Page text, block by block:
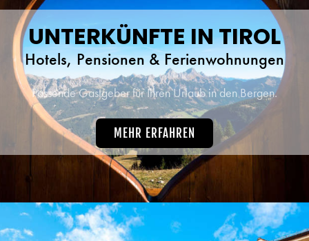
UNTERKÜNFTE IN TIROL
Hotels, Pensionen & Ferienwohnungen
Passende Gastgeber für Ihren Urlaub in den Bergen.
MEHR ERFAHREN